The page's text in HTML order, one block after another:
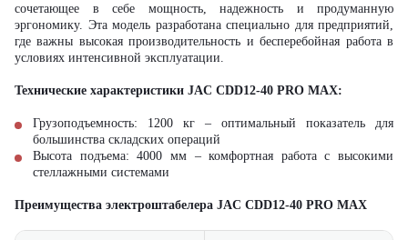
сочетающее в себе мощность, надежность и продуманную
эргономику. Эта модель разработана специально для предприятий,
где важны высокая производительность и бесперебойная работа в
условиях интенсивной эксплуатации.
Технические характеристики JAC CDD12-40 PRO MAX:
Грузоподъемность: 1200 кг – оптимальный показатель для
большинства складских операций
Высота подъема: 4000 мм – комфортная работа с высокими
стеллажными системами
Преимущества электроштабелера JAC CDD12-40 PRO MAX